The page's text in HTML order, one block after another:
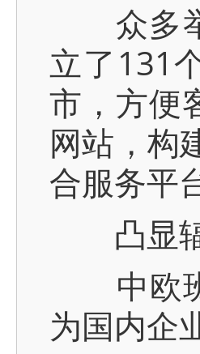
众多举
立了131
市，方便
网站，构
合服务平
凸显辐
中欧班
为国内企